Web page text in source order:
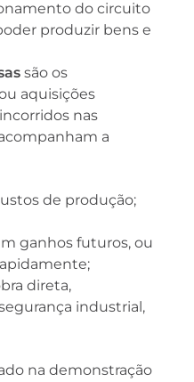
do circuito
produzir bens e
são os
aquisições
nas
a
de produção;
ganhos futuros, ou
direta,
industrial,
na demonstração